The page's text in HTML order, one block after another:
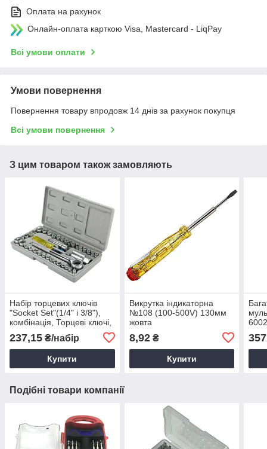
Оплата на рахунок
Онлайн-оплата карткою Visa, Mastercard - LiqPay
Всі умови оплати
Умови повернення
Повернення товару впродовж 14 днів за рахунок покупця
Всі умови повернення
З цим товаром також замовляють
Набір торцевих ключів
"Socket Set"(1/4" і 3/8"),
комбінація, Торцеві ключі,
Набір головок з тріскачкою
237,15 ₴/набір
Купити
Викрутка індикаторна
№108 (100-500V) 130мм
жовта
8,92₴
Купити
357
Подібні товари компанії